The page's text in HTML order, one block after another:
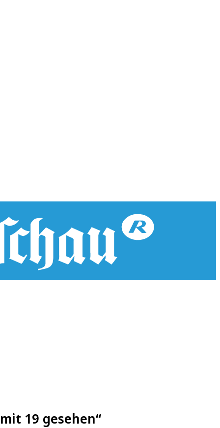
19 gesehen“